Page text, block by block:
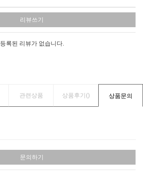
리뷰쓰기
등록된 리뷰가 없습니다.
관련상품 상품후기() 상품문의
문의하기